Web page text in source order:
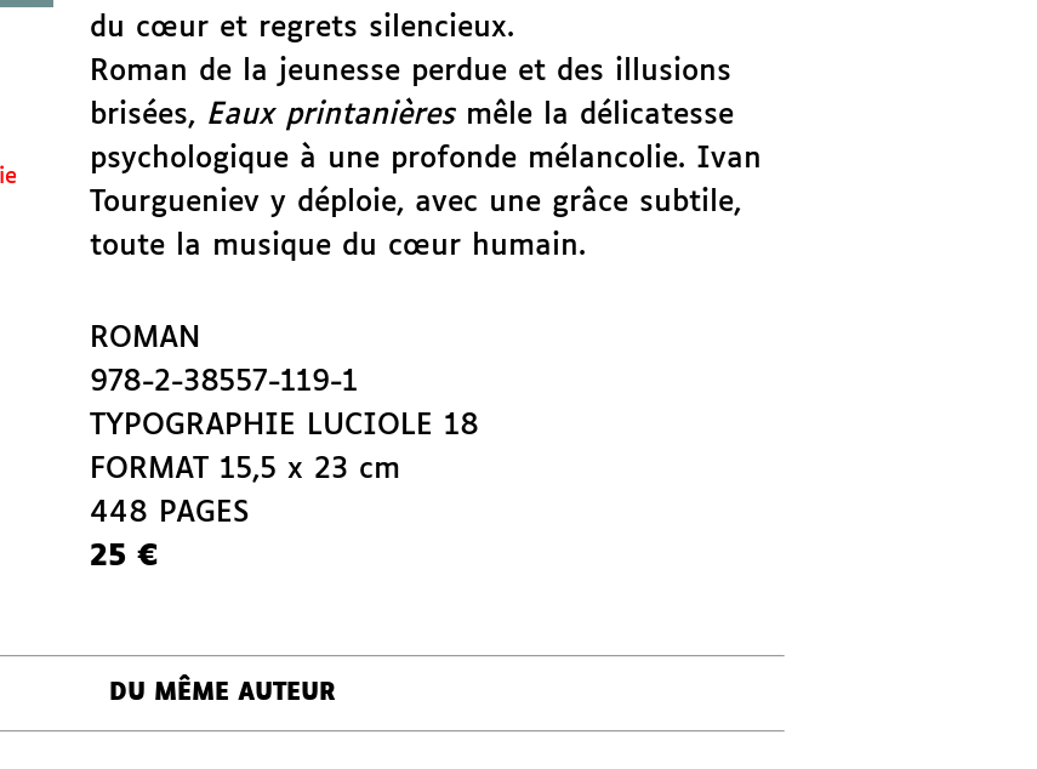
du cœur et regrets silencieux.
Roman de la jeunesse perdue et des illusions
brisées, Eaux printanièresmêle la délicatesse
psychologique à une profonde mélancolie. Ivan
Tourgueniev y déploie, avec une grâce subtile,
toute la musique du cœur humain.
ROMAN
978-2-38557-119-1
TYPOGRAPHIE LUCIOLE 18
FORMAT 15,5 x 23 cm
448 PAGES
25 €
DU MÊME AUTEUR